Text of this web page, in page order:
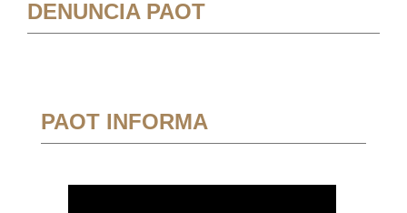
DENUNCIA PAOT
PAOT INFORMA